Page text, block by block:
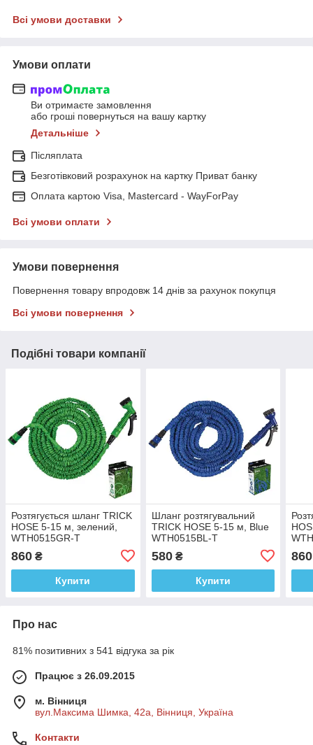
Всі умови доставки
Умови оплати
Ви отримаєте замовлення
або гроші повернуться на вашу картку
Детальніше
Післяплата
Безготівковий розрахунок на картку Приват банку
Оплата картою Visa, Mastercard - WayForPay
Всі умови оплати
Умови повернення
Повернення товару впродовж 14 днів за рахунок покупця
Всі умови повернення
Подібні товари компанії
Розтягується шланг TRICK
HOSE 5-15 м, зелений,
WTH0515GR-T
860 ₴
Купити
Шланг розтягувальний
TRICK HOSE 5-15 м, Blue
WTH0515BL-T
580₴
Купити
860
Про нас
81% позитивних з 541 відгука за рік
Працює з 26.09.2015
м. Вінниця
вул.Максима Шимка, 42а, Вінниця, Україна
Контакти